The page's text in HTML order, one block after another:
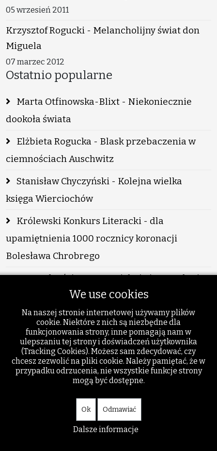
05 wrzesień 2011
Krzysztof Rogucki - Melancholijny świat don
Miguela
07 marzec 2012
Ostatnio popularne
Marta Otfinowska-Blixt - Niekoniecznie
dookoła świata
Elżbieta Rogucka - Blask przebaczenia w
ciemnościach Auschwitz
Stanisław Chyczyński - Kolejna wielka
księga Wierciochów
Królewski Konkurs Literacki - dla
upamiętnienia 1000 rocznicy koronacji
Bolesława Chrobrego
Ryszard Mścisz - Bo w pięknie jest ocalenie
Stefan Pastuszewski - Dziennik czasów
poplątanych (10)
Roman Sidorkiewicz - Wyprawa Bractwa
Inflanckiego na Litwę, Łotwę i Estonię
Artur Jocz - tugdzieś i szkuner – Norberta
Skupniewicza zmagania z metaforą miejsca
We use cookies
Na naszej stronie internetowej używamy plików
cookie. Niektóre z nich są niezbędne dla
funkcjonowania strony, inne pomagają nam w
ulepszaniu tej strony i doświadczeń użytkownika
(Tracking Cookies). Możesz sam zdecydować, czy
chcesz zezwolić na pliki cookie. Należy pamiętać, że w
przypadku odrzucenia, nie wszystkie funkcje strony
mogą być dostępne.
Ok Odmawiać
Dalsze informacje